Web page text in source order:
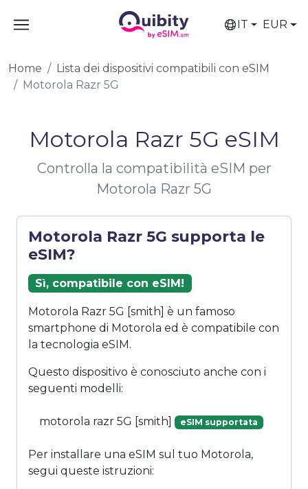
IT EUR
Home
Lista dei dispositivi compatibili con eSIM
Motorola Razr 5G
Motorola Razr 5G eSIM
Controlla la compatibilità eSIM per
Motorola Razr 5G
Motorola Razr 5G supporta le
eSIM?
Sì, compatibile con eSIM!
Motorola Razr 5G [smith] è un famoso
smartphone di Motorola ed è compatibile con
la tecnologia eSIM.
Questo dispositivo è conosciuto anche con i
seguenti modelli:
motorola razr 5G [smith] eSIM supportata
Per installare una eSIM sul tuo Motorola,
segui queste istruzioni: